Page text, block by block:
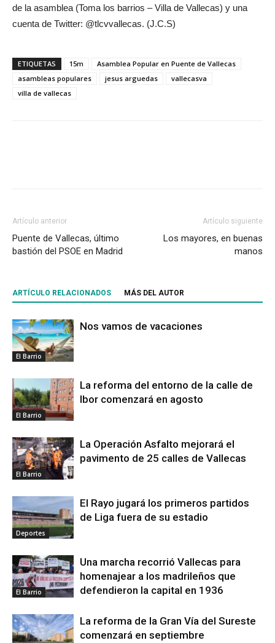
de la asamblea (Toma los barrios – Villa de Vallecas) y una
cuenta de Twitter: @tlcvvallecas. (J.C.S)
ETIQUETAS 15m
Asamblea Popular en Puente de Vallecas
asambleas populares
jesus arguedas
vallecasva
villa de vallecas
Artículo anterior
Puente de Vallecas, último
bastión del PSOE en Madrid
Artículo siguiente
Los mayores, en buenas
manos
ARTÍCULO RELACIONADOS MÁS DEL AUTOR
El Barrio
Nos vamos de vacaciones
El Barrio
La reforma del entorno de la calle de
Ibor comenzará en agosto
El Barrio
La Operación Asfalto mejorará el
pavimento de 25 calles de Vallecas
Deportes
El Rayo jugará los primeros partidos
de Liga fuera de su estadio
El Barrio
Una marcha recorrió Vallecas para
homenajear a los madrileños que
defendieron la capital en 1936
La reforma de la Gran Vía del Sureste
comenzará en septiembre